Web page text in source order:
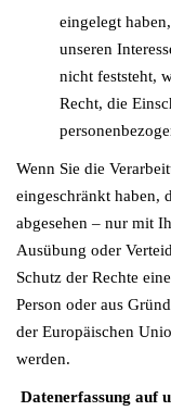
eingelegt
unseren
nicht feststeht,
Recht, die
Wenn Sie die
eingeschränkt haben,
abgesehen – nur mit
Ausübung oder
Schutz der Rechte
Person oder aus
der Europäischen
werden.
Datenerfassung auf